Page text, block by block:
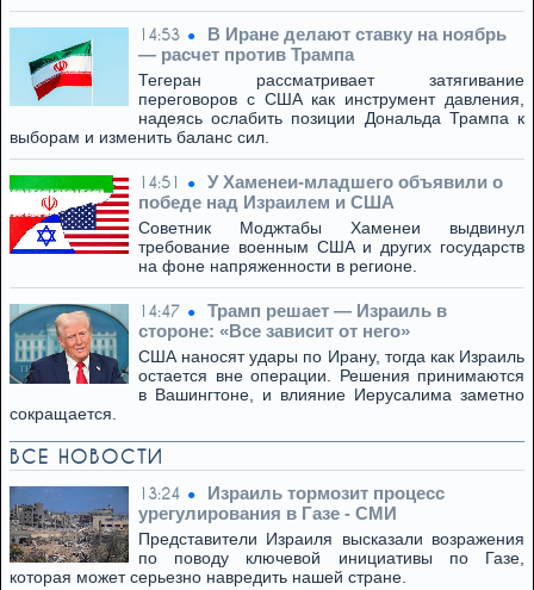
14:53
В Иране делают ставку на ноябрь
— расчет против Трампа
Тегеран рассматривает затягивание
переговоров с США как инструмент давления,
надеясь ослабить позиции Дональда Трампа к
выборам и изменить баланс сил.
14:51
У Хаменеи-младшего объявили о
победе над Израилем и США
Советник Моджтабы Хаменеи выдвинул
требование военным США и других государств
на фоне напряженности в регионе.
14:47
Трамп решает — Израиль в
стороне: «Все зависит от него»
США наносят удары по Ирану, тогда как Израиль
остается вне операции. Решения принимаются
в Вашингтоне, и влияние Иерусалима заметно
сокращается.
ВСЕ НОВОСТИ
13:24
Израиль тормозит процесс
урегулирования в Газе - СМИ
Представители Израиля высказали возражения
по поводу ключевой инициативы по Газе,
которая может серьезно навредить нашей стране.